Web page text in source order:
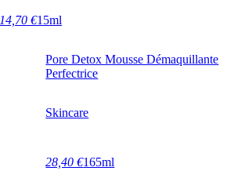
14,70 €15ml
Pore Detox Mousse Démaquillante
Perfectrice
Skincare
28,40 €165ml